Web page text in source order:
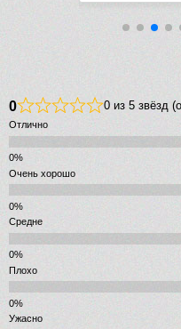
0 0 из 5 звёзд
Отлично
Очень хорошо
Средне
Плохо
Ужасно